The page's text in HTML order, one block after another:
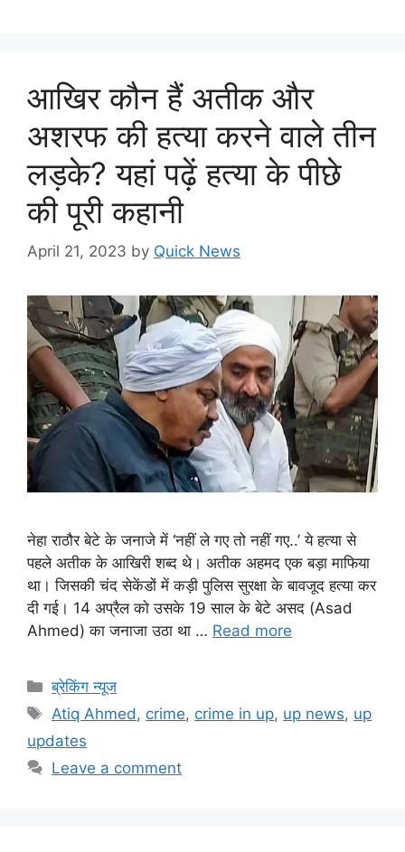
आखिर कौन हैं अतीक और
अशरफ की हत्या करने वाले तीन
लड़के? यहां पढ़ें हत्या के पीछे
की पूरी कहानी
April 21, 2023 by Quick News
नेहा राठौर बेटे के जनाजे में ‘नहीं ले गए तो नहीं गए..’ ये हत्या से
पहले अतीक के आखिरी शब्द थे। अतीक अहमद एक बड़ा माफिया
था। जिसकी चंद सेकेंडों में कड़ी पुलिस सुरक्षा के बावजूद हत्या कर
दी गई। 14 अप्रैल को उसके 19 साल के बेटे असद (Asad
Ahmed) का जनाजा उठा था … Read more
ब्रेकिंग न्यूज
Atiq Ahmed , crime, crime in up, up news, up
updates
Leave a comment